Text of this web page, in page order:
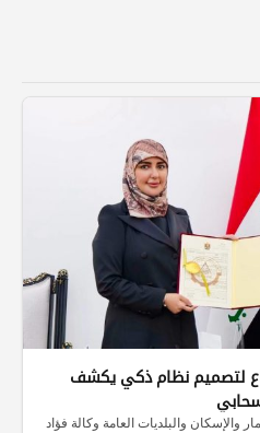
لتصميم نظام ذكي يكشف
والإسكان والبلديات العامة وكالة فؤاد